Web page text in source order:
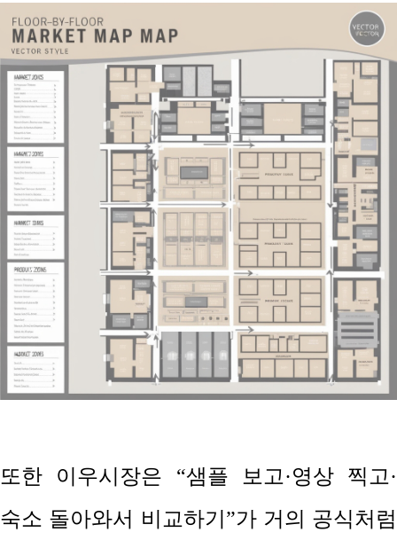
또한 이우시장은 “샘플 보고·영상 찍고·
숙소 돌아와서 비교하기 ”가 거의 공식처럼